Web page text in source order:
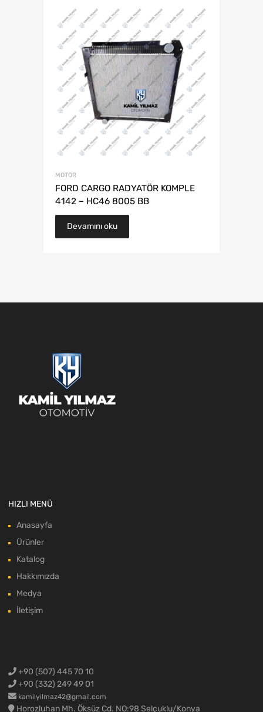
MOTOR
FORD CARGO RADYATÖR KOMPLE
4142 – HC46 8005 BB
Devamını oku
HIZLI MENÜ
Anasayfa
Ürünler
Katalog
Hakkımızda
Medya
İletişim
+90 (507) 445 70 10
+90 (332) 249 49 01
kamilyilmaz42@gmail.com
Horozluhan Mh. Öksüz Cd. NO:98 Selçuklu/Konya